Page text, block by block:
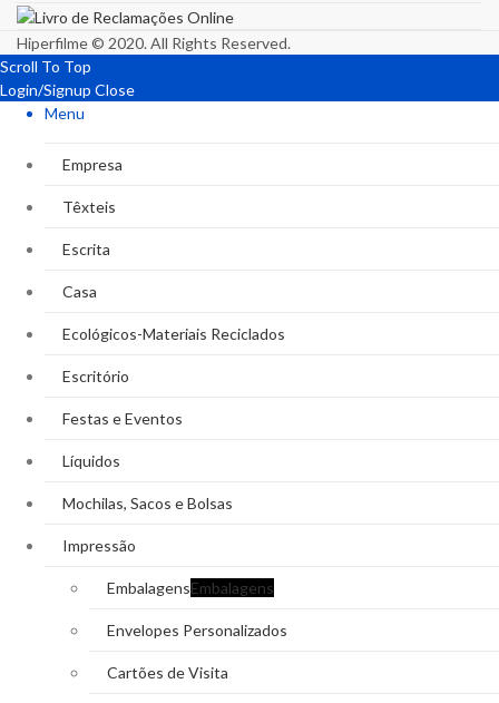
Hiperfilme © 2020. All Rights Reserved.
Scroll To Top
Login/Signup Close
Menu
Empresa
Têxteis
Escrita
Casa
Ecológicos-Materiais Reciclados
Escritório
Festas e Eventos
Líquidos
Mochilas, Sacos e Bolsas
Impressão
EmbalagensEmbalagens
Envelopes Personalizados
Cartões de Visita